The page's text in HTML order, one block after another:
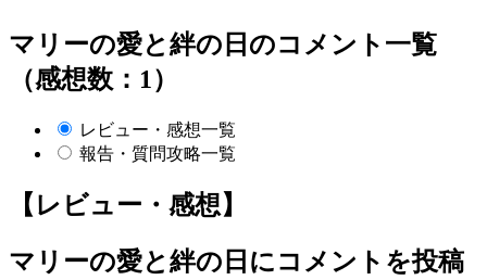
マリーの愛と絆の日のコメント一覧
（感想数：1）
レビュー・感想一覧
報告・質問攻略一覧
【レビュー・感想】
マリーの愛と絆の日 にコメントを投稿